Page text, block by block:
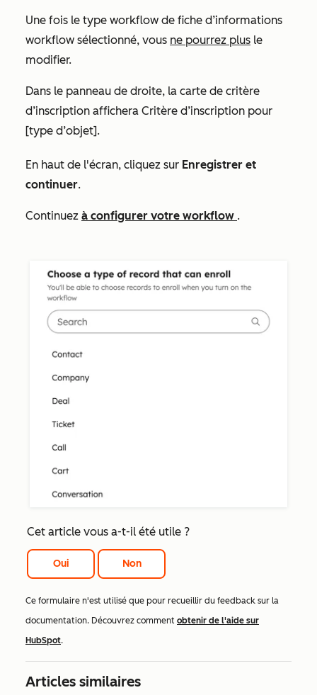
Une fois le type workflow de fiche d’informations
workflow sélectionné, vous ne pourrez plus le
modifier.
Dans le panneau de droite, la carte de critère
d’inscription affichera Critère d’inscription pour
[type d’objet].
En haut de l'écran, cliquez sur Enregistrer et
continuer.
Continuez à configurer votre workflow .
Cet article vous a-t-il été utile ?
Oui Non
Ce formulaire n'est utilisé que pour recueillir du feedback sur la
documentation. Découvrez comment obtenir de l'aide sur
HubSpot.
Articles similaires